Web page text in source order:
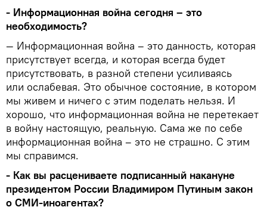
- Информационная война сегодня – это
необходимость?
— Информационная война – это данность, которая
присутствует всегда, и которая всегда будет
присутствовать, в разной степени усиливаясь
или ослабевая. Это обычное состояние, в котором
мы живем и ничего с этим поделать нельзя. И
хорошо, что информационная война не перетекает
в войну настоящую, реальную. Сама же по себе
информационная война – это не страшно. С этим
мы справимся.
- Как вы расцениваете подписанный накануне
президентом России Владимиром Путиным закон
о СМИ-иноагентах?